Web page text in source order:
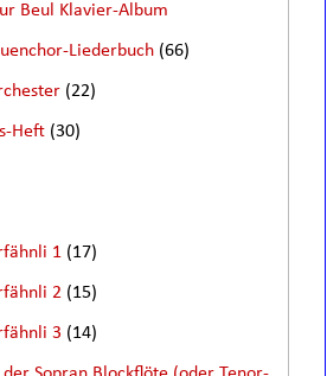
Beul Klavier-Album
Liederbuch (66)
(22)
Heft (30)
1 (17)
2 (15)
3 (14)